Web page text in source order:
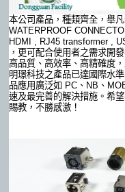
本公司產品，種類齊全，舉
WATERPROOF
HDMI , RJ45 transformer ,
，更可配合使用者之需求開
高品質、高效率、高精確度
明璟科技之產品已達國際水
品應用廣泛如 PC、NB、
速及最完善的解決措施。希
賜教，不勝感激！